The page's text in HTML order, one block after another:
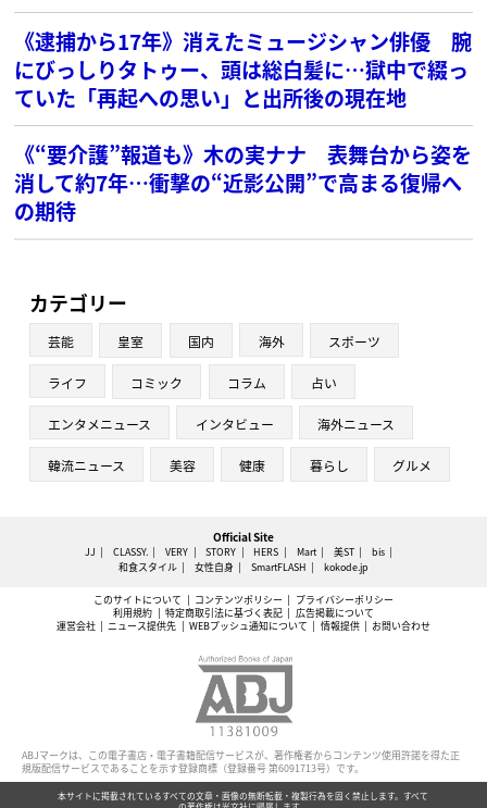
《逮捕から17年》消えたミュージシャン俳優 腕
にびっしりタトゥー、頭は総白髪に…獄中で綴っ
ていた「再起への思い」と出所後の現在地
《“要介護”報道も》木の実ナナ 表舞台から姿を
消して約7年…衝撃の“近影公開”で高まる復帰へ
の期待
カテゴリー
芸能 皇室 国内 海外 スポーツ
ライフ コミック コラム 占い
エンタメニュース インタビュー 海外ニュース
韓流ニュース 美容 健康 暮らし グルメ
Official Site
JJ CLASSY. VERY STORY HERS Mart 美ST
bis
和食スタイル
女性自身 SmartFLASH kokode.jp
このサイトについて コンテンツポリシー
プライバシーポリシー
利用規約
特定商取引法に基づく表記
広告掲載について
運営会社
ニュース提供先 WEBプッシュ通知について 情報提供 お問い合わせ
ABJマークは、この電子書店・電子書籍配信サービスが、著作権者からコンテンツ使用許諾を得た正
規版配信サービスであることを示す登録商標（登録番号 第6091713号）です。
本サイトに掲載されているすべての文章・画像の無断転載・複製行為を固く禁止します。すべて